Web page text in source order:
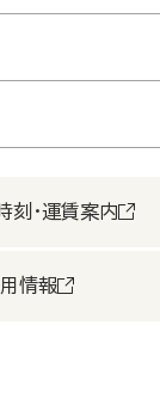
刻・運賃案内
情報